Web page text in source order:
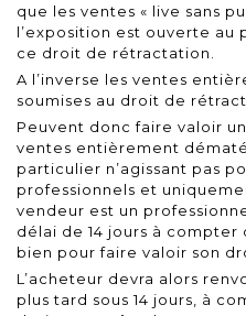
que les ventes « live sans
l’exposition est ouverte au
ce droit de rétractation.
A l’inverse les ventes
soumises au droit de
Peuvent donc faire valoir
ventes entièrement
particulier n’agissant pas
professionnels et
vendeur est un
délai de 14 jours à compter
bien pour faire valoir son
L’acheteur devra alors
plus tard sous 14 jours, à